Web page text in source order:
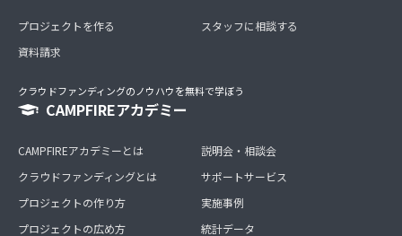
プロジェクトを作る
資料請求
スタッフに相談する
クラウドファンディングのノウハウを無料で学ぼう
CAMPFIREアカデミー
CAMPFIREアカデミーとは
クラウドファンディングとは
プロジェクトの作り方
プロジェクトの広め方
説明会・相談会
サポートサービス
実施事例
統計データ